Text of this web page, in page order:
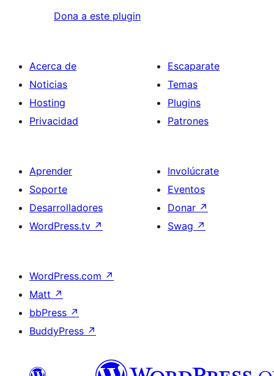
Dona a este plugin
Acerca de
Noticias
Hosting
Privacidad
Escaparate
Temas
Plugins
Patrones
Aprender
Soporte
Desarrolladores
WordPress.tv ↗
Involúcrate
Eventos
Donar ↗
Swag ↗
WordPress.com ↗
Matt ↗
bbPress ↗
BuddyPress ↗